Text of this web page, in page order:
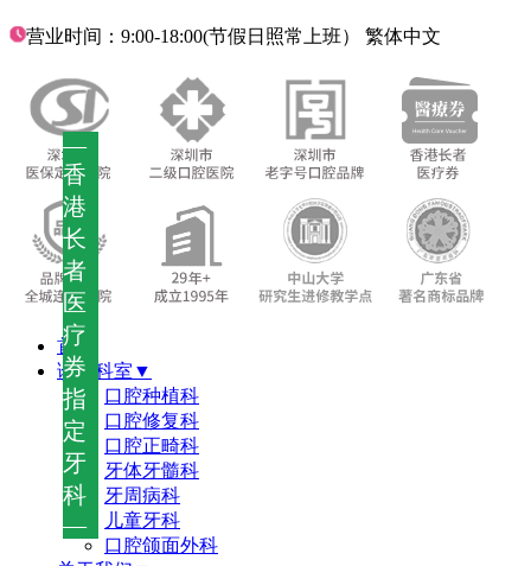
—
香
港
长
者
医
疗
券
指
定
牙
科
—
营业时间：9:00-18:00(节假日照常上班） 繁体中文
首页
诊疗科室▼
口腔种植科
口腔修复科
口腔正畸科
牙体牙髓科
牙周病科
儿童牙科
口腔颌面外科